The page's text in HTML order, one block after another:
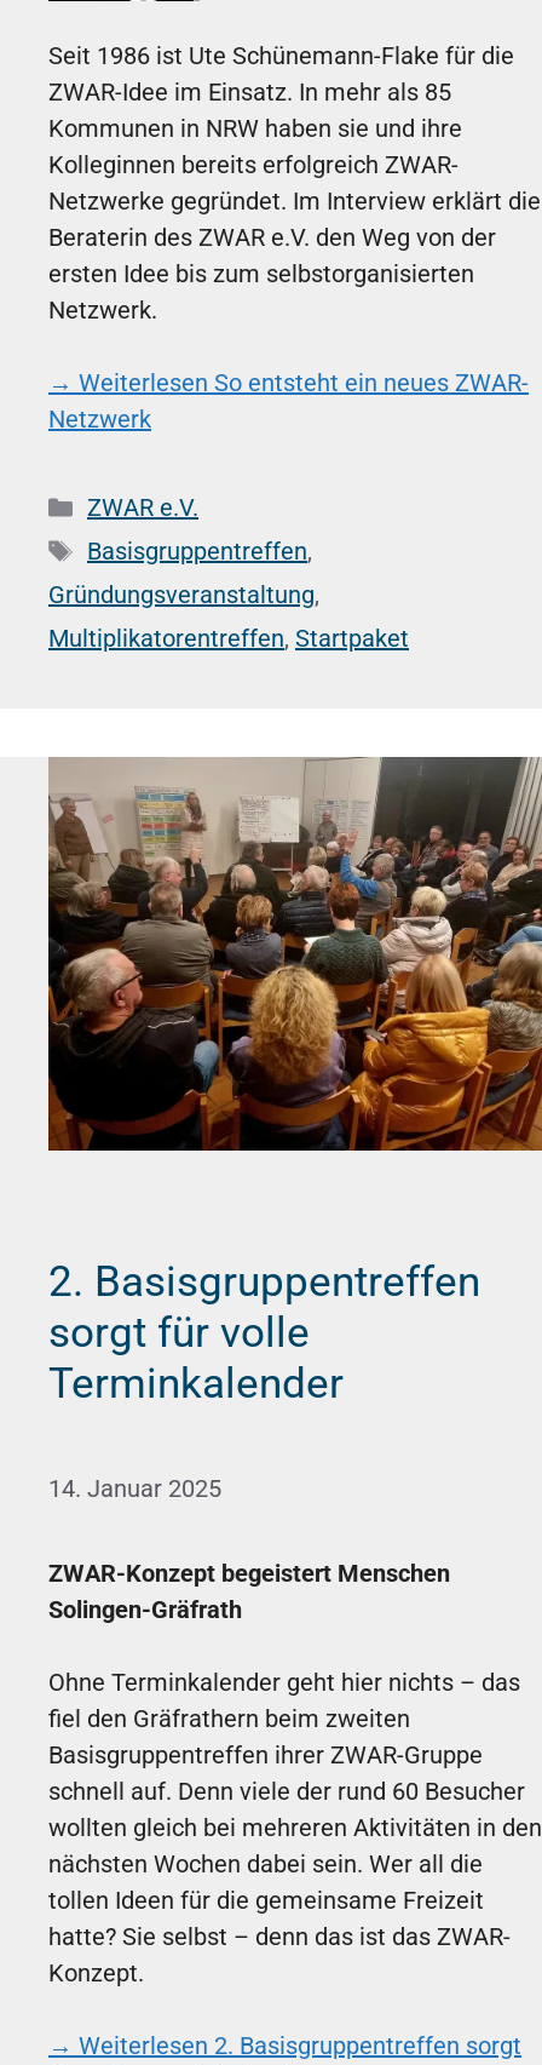
Seit 1986 ist Ute Schünemann-Flake für die
ZWAR-Idee im Einsatz. In mehr als 85
Kommunen in NRW haben sie und ihre
Kolleginnen bereits erfolgreich ZWAR-
Netzwerke gegründet. Im Interview erklärt die
Beraterin des ZWAR e.V. den Weg von der
ersten Idee bis zum selbstorganisierten
Netzwerk.
→ Weiterlesen So entsteht ein neues ZWAR-
Netzwerk
Kategorien
ZWAR e.V.
Schlagwörter
Basisgruppentreffen,
Gründungsveranstaltung,
Multiplikatorentreffen, Startpaket
2. Basisgruppentreffen
sorgt für volle
Terminkalender
14. Januar 2025
ZWAR-Konzept begeistert Menschen
Solingen-Gräfrath
Ohne Terminkalender geht hier nichts – das
fiel den Gräfrathern beim zweiten
Basisgruppentreffen ihrer ZWAR-Gruppe
schnell auf. Denn viele der rund 60 Besucher
wollten gleich bei mehreren Aktivitäten in den
nächsten Wochen dabei sein. Wer all die
tollen Ideen für die gemeinsame Freizeit
hatte? Sie selbst – denn das ist das ZWAR-
Konzept.
→ Weiterlesen 2. Basisgruppentreffen sorgt